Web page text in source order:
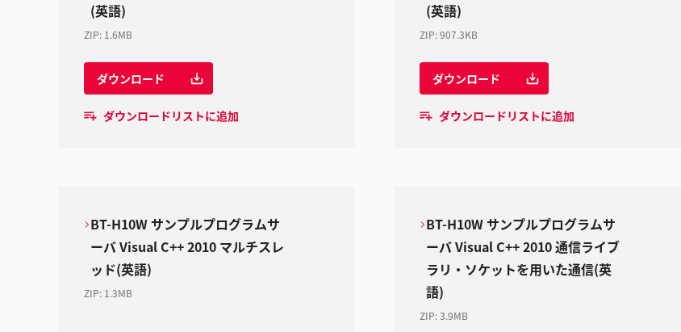
(英語)
ZIP: 1.6MB
ダウンロード
ダウンロードリストに追加
(英語)
ZIP:907.3KB
ダウンロード
ダウンロードリストに追加
BT-H10W サンプルプログラムサ
ーバ Visual C++ 2010 マルチスレ
ッド(英語)
ZIP: 1.3MB
BT-H10W サンプルプログラムサ
ーバ Visual C++ 2010 通信ライブ
ラリ・ソケットを用いた通信(英
語)
ZIP:3.9MB